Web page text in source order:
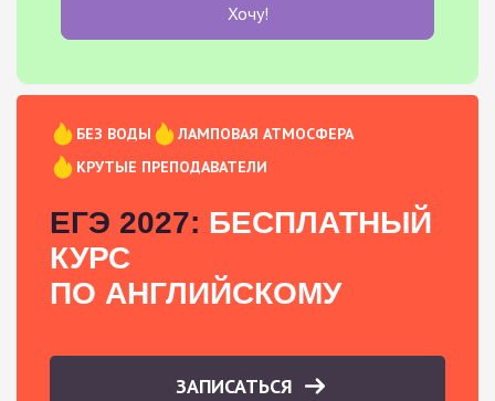
Хочу!
БЕЗ ВОДЫ
ЛАМПОВАЯ АТМОСФЕРА
КРУТЫЕ ПРЕПОДАВАТЕЛИ
ЕГЭ 2027: БЕСПЛАТНЫЙ
КУРС
ПО АНГЛИЙСКОМУ
ЗАПИСАТЬСЯ